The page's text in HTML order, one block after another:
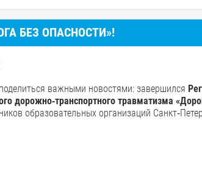
БЕЗ ОПАСНОСТИ»!
важными новостями: завершился
дорожно‑транспортного травматизма
образовательных организаций